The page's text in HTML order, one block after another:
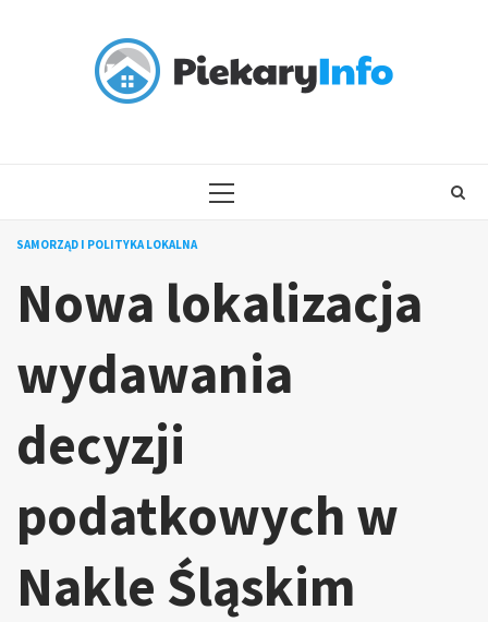
PRIMARY
SAMORZĄD I POLITYKA LOKALNA
Nowa lokalizacja
wydawania
decyzji
podatkowych w
Nakle Śląskim